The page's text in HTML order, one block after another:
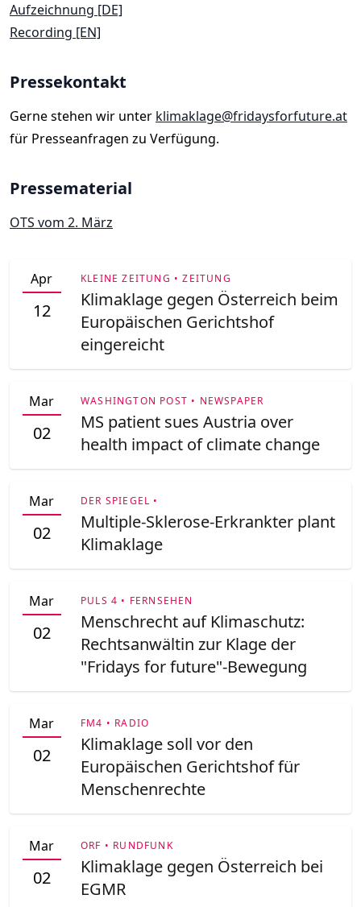
Aufzeichnung [DE]
Recording [EN]
Pressekontakt
Gerne stehen wir unter klimaklage@fridaysforfuture.at
für Presseanfragen zu Verfügung.
Pressematerial
OTS vom 2. März
Apr
12
KLEINE ZEITUNG • ZEITUNG
Klimaklage gegen Österreich beim
Europäischen Gerichtshof
eingereicht
Mar
02
WASHINGTON POST • NEWSPAPER
MS patient sues Austria over
health impact of climate change
Mar
02
DER SPIEGEL •
Multiple-Sklerose-Erkrankter plant
Klimaklage
Mar
02
PULS 4 • FERNSEHEN
Menschrecht auf Klimaschutz:
Rechtsanwältin zur Klage der
"Fridays for future"-Bewegung
Mar
02
FM4 • RADIO
Klimaklage soll vor den
Europäischen Gerichtshof für
Menschenrechte
Mar
02
ORF • RUNDFUNK
Klimaklage gegen Österreich bei
EGMR